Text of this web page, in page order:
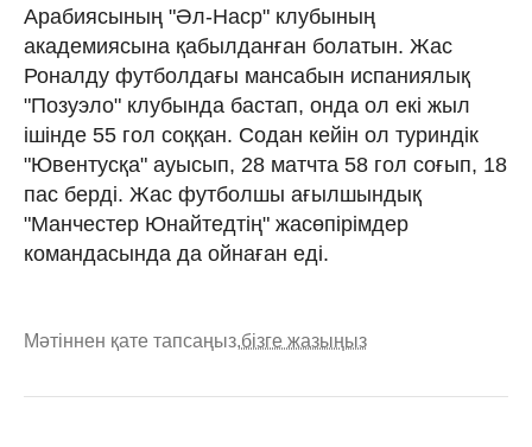
Арабиясының "Әл-Наср" клубының
академиясына қабылданған болатын. Жас
Роналду футболдағы мансабын испаниялық
"Позуэло" клубында бастап, онда ол екі жыл
ішінде 55 гол соққан. Содан кейін ол туриндік
"Ювентусқа" ауысып, 28 матчта 58 гол соғып, 18
пас берді. Жас футболшы ағылшындық
"Манчестер Юнайтедтің" жасөпірімдер
командасында да ойнаған еді.
Мәтіннен қате тапсаңыз,бізге жазыңыз